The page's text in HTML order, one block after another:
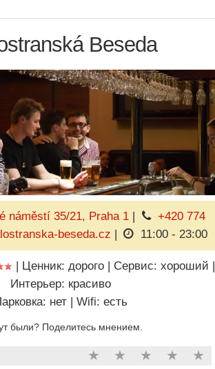
Beseda
náměstí 35/21, Praha 1|
+420 774
beseda.cz | 11:00 - 23:00
| Ценник: дорого | Сервис: хороший |
Интерьер: красиво
нет | Wifi: есть
были? Поделитесь мнением.
★ ★ ★ ★ ★